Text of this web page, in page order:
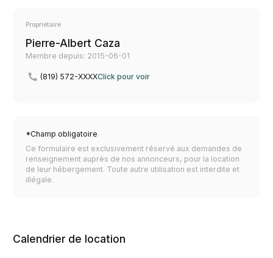
Propriétaire
Pierre-Albert Caza
Membre depuis: 2015-06-01
(819) 572-XXXXClick pour voir
*Champ obligatoire
Ce formulaire est exclusivement réservé aux demandes de
renseignement auprès de nos annonceurs, pour la location
de leur hébergement. Toute autre utilisation est interdite et
illégale.
Calendrier de location